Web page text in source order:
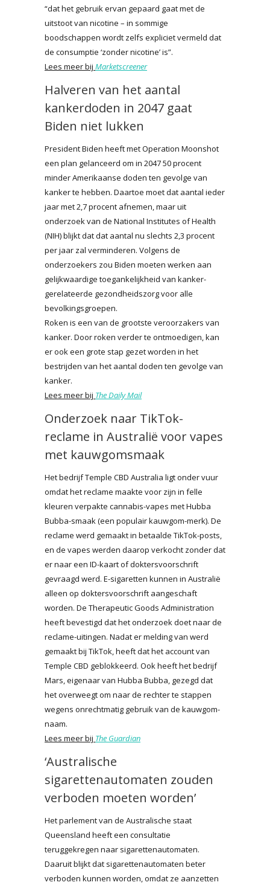
“dat het gebruik ervan gepaard gaat met de
uitstoot van nicotine – in sommige
boodschappen wordt zelfs expliciet vermeld dat
de consumptie ‘zonder nicotine’ is”.
Lees meer bij Marketscreener
Halveren van het aantal
kankerdoden in 2047 gaat
Biden niet lukken
President Biden heeft met Operation Moonshot
een plan gelanceerd om in 2047 50 procent
minder Amerikaanse doden ten gevolge van
kanker te hebben. Daartoe moet dat aantal ieder
jaar met 2,7 procent afnemen, maar uit
onderzoek van de National Institutes of Health
(NIH) blijkt dat dat aantal nu slechts 2,3 procent
per jaar zal verminderen. Volgens de
onderzoekers zou Biden moeten werken aan
gelijkwaardige toegankelijkheid van kanker-
gerelateerde gezondheidszorg voor alle
bevolkingsgroepen.
Roken is een van de grootste veroorzakers van
kanker. Door roken verder te ontmoedigen, kan
er ook een grote stap gezet worden in het
bestrijden van het aantal doden ten gevolge van
kanker.
Lees meer bij The Daily Mail
Onderzoek naar TikTok-
reclame in Australië voor vapes
met kauwgomsmaak
Het bedrijf Temple CBD Australia ligt onder vuur
omdat het reclame maakte voor zijn in felle
kleuren verpakte cannabis-vapes met Hubba
Bubba-smaak (een populair kauwgom-merk). De
reclame werd gemaakt in betaalde TikTok-posts,
en de vapes werden daarop verkocht zonder dat
er naar een ID-kaart of doktersvoorschrift
gevraagd werd. E-sigaretten kunnen in Australië
alleen op doktersvoorschrift aangeschaft
worden. De Therapeutic Goods Administration
heeft bevestigd dat het onderzoek doet naar de
reclame-uitingen. Nadat er melding van werd
gemaakt bij TikTok, heeft dat het account van
Temple CBD geblokkeerd. Ook heeft het bedrijf
Mars, eigenaar van Hubba Bubba, gezegd dat
het overweegt om naar de rechter te stappen
wegens onrechtmatig gebruik van de kauwgom-
naam.
Lees meer bij The Guardian
‘Australische
sigarettenautomaten zouden
verboden moeten worden’
Het parlement van de Australische staat
Queensland heeft een consultatie
teruggekregen naar sigarettenautomaten.
Daaruit blijkt dat sigarettenautomaten beter
verboden kunnen worden, omdat ze aanzetten